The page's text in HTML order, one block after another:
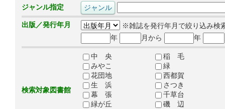
ジャンル指定
出版／発行年月
※雑誌を発行年月で絞り込み検
年
月から 年
検索対象図書館
中 央
稲 毛
みやこ
緑
花団地
西都賀
生 浜
さつき
幕 張
千草台
緑が丘
磯 辺